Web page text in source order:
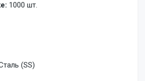
1000 шт.
(SS)